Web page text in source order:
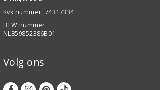
Kvk nummer: 74317334
BTW nummer:
NL859852386B01
Volg ons